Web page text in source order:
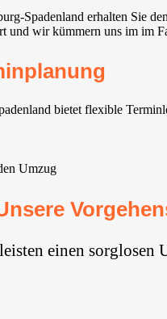
Spadenland erhalten Sie
und wir kümmern uns im im
bietet flexible
einen sorglosen